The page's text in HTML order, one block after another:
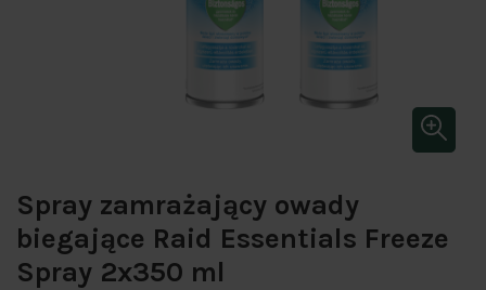
Spray zamrażający owady
biegające Raid Essentials Freeze
Spray 2x350 ml